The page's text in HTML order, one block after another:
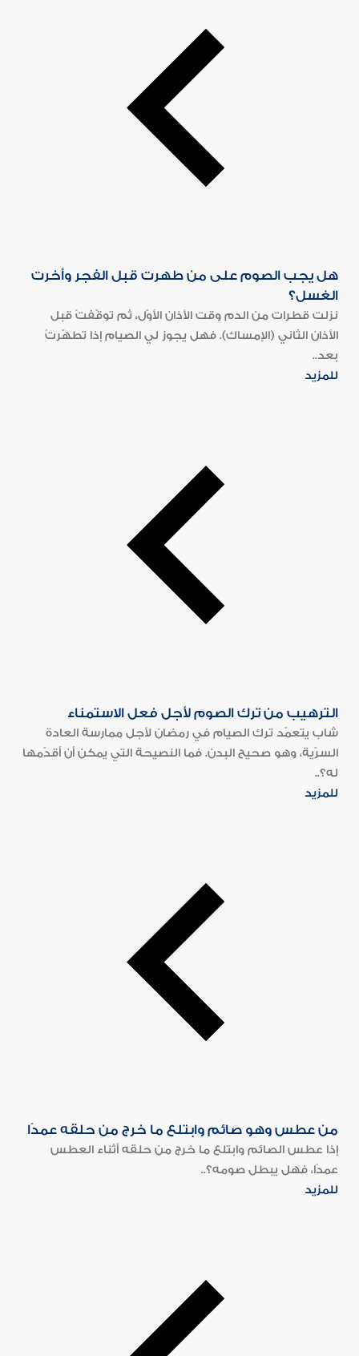
هل يجب الصوم على من طهرت قبل الفجر وأخرت
الغسل؟
نزلت قطرات من الدم وقت الأذان الأوّل، ثم توقّفتْ قبل
الأذان الثاني (الإمساك). فهل يجوز لي الصيام إذا تطهّرتُ
بعد..
للمزيد
الترهيب من ترك الصوم لأجل فعل الاستمناء
شاب يتعمّد ترك الصيام في رمضان لأجل ممارسة العادة
السرّية، وهو صحيح البدن. فما النصيحة التي يمكن أن أقدّمها
له؟..
للمزيد
من عطس وهو صائم وابتلع ما خرج من حلقه عمدًا
إذا عطس الصائم وابتلع ما خرج من حلقه أثناء العطس
عمدًا، فهل يبطل صومه؟..
للمزيد